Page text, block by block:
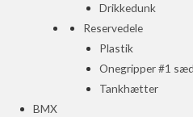
Drikkedunk
Reservedele
Plastik
Onegripper #1
Tankhætter
BMX